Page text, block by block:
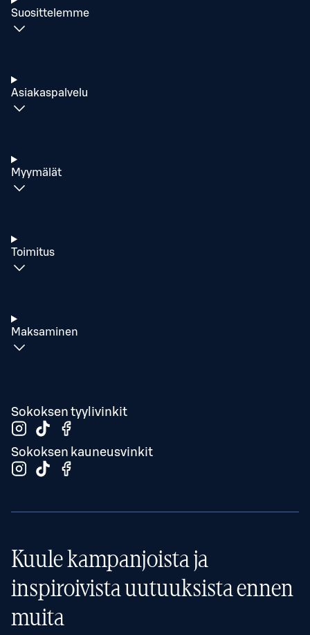
Suosittelemme
Asiakaspalvelu
Myymälät
Toimitus
Maksaminen
Sokoksen tyylivinkit
Sokoksen kauneusvinkit
Kuule kampanjoista ja
inspiroivista uutuuksista ennen
muita